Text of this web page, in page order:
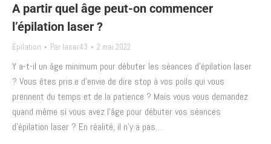
A partir quel âge peut-on commencer
l’épilation laser ?
Épilation Par laser43 2 mai 2022
Y a-t-il un âge minimum pour débuter les séances d’épilation laser
? Vous êtes pris.e d’envie de dire stop à vos poils qui vous
prennent du temps et de la patience ? Mais vous vous demandez
quand même si vous avez l’âge pour débuter vos séances
d’épilation laser ? En réalité, il n’y a pas…